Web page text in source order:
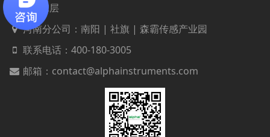
号T3座32层
河南分公司：南阳 | 社旗 | 森霸传感产业园
联系电话： 400-180-3005
邮箱：contact@alphainstruments.com